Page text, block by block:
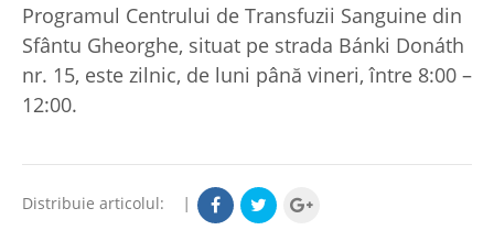
Programul Centrului de Transfuzii Sanguine din
Sfântu Gheorghe, situat pe strada Bánki Donáth
nr. 15, este zilnic, de luni până vineri, între 8:00 –
12:00.
Distribuie articolul: |